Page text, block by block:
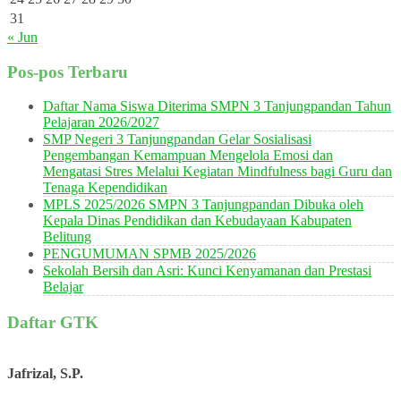
31
« Jun
Pos-pos Terbaru
Daftar Nama Siswa Diterima SMPN 3 Tanjungpandan Tahun
Pelajaran 2026/2027
SMP Negeri 3 Tanjungpandan Gelar Sosialisasi
Pengembangan Kemampuan Mengelola Emosi dan
Mengatasi Stres Melalui Kegiatan Mindfulness bagi Guru dan
Tenaga Kependidikan
MPLS 2025/2026 SMPN 3 Tanjungpandan Dibuka oleh
Kepala Dinas Pendidikan dan Kebudayaan Kabupaten
Belitung
PENGUMUMAN SPMB 2025/2026
Sekolah Bersih dan Asri: Kunci Kenyamanan dan Prestasi
Belajar
Daftar GTK
Jafrizal, S.P.